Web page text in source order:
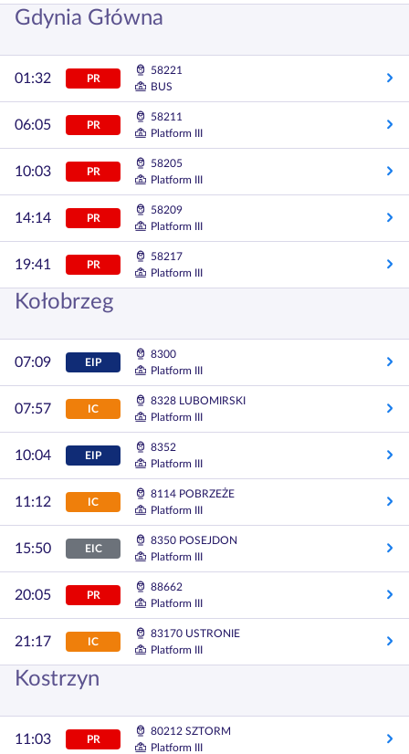
Gdynia Główna
01:32 PR
58221
BUS
06:05 PR
58211
Platform III
10:03 PR
58205
Platform III
14:14 PR
58209
Platform III
19:41 PR
58217
Platform III
Kołobrzeg
07:09 EIP
8300
Platform III
07:57 IC
8328 LUBOMIRSKI
Platform III
10:04 EIP
8352
Platform III
11:12 IC
8114 POBRZEŻE
Platform III
15:50 EIC
8350 POSEJDON
Platform III
20:05 PR
88662
Platform III
21:17 IC
83170 USTRONIE
Platform III
Kostrzyn
11:03 PR
80212 SZTORM
Platform III